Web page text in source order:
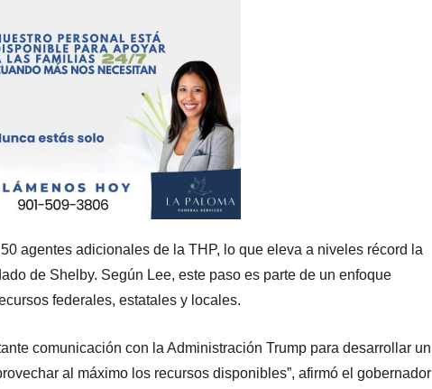
agentes adicionales de la THP, lo que eleva a niveles récord la
de Shelby. Según Lee, este paso es parte de un enfoque
federales, estatales y locales.
comunicación con la Administración Trump para desarrollar un
al máximo los recursos disponibles”, afirmó el gobernador